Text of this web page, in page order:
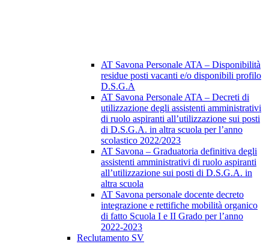
AT Savona Personale ATA – Disponibilità
residue posti vacanti e/o disponibili profilo
D.S.G.A
AT Savona Personale ATA – Decreti di
utilizzazione degli assistenti amministrativi
di ruolo aspiranti all’utilizzazione sui posti
di D.S.G.A. in altra scuola per l’anno
scolastico 2022/2023
AT Savona – Graduatoria definitiva degli
assistenti amministrativi di ruolo aspiranti
all’utilizzazione sui posti di D.S.G.A. in
altra scuola
AT Savona personale docente decreto
integrazione e rettifiche mobilità organico
di fatto Scuola I e II Grado per l’anno
2022-2023
Reclutamento SV